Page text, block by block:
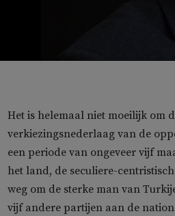
Het is helemaal niet moeilijk om
verkiezingsnederlaag van de
een periode van ongeveer vijf
het land, de seculiere-
weg om de sterke man van
vijf andere partijen aan de